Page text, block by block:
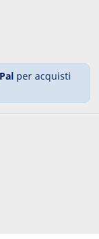
per acquisti